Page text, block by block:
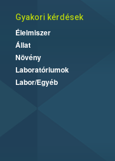
Gyakori kérdések
Élelmiszer
Állat
Növény
Laboratóriumok
Labor/Egyéb